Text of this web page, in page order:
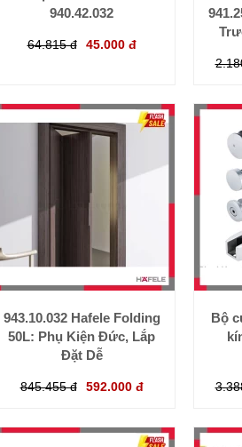
940.42.032
64.815 đ 45.000 đ
943.10.032 Hafele Folding
50L: Phụ Kiện Đức, Lắp
Đặt Dễ
845.455 đ 592.000 đ
Bộ